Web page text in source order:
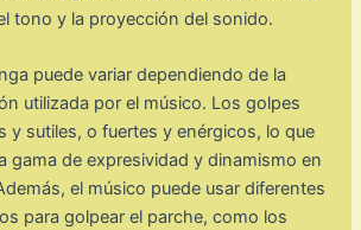
tono y la proyección del sonido.
puede variar dependiendo de la
utilizada por el músico. Los golpes
y sutiles, o fuertes y enérgicos, lo que
gama de expresividad y dinamismo en
el músico puede usar diferentes
para golpear el parche, como los